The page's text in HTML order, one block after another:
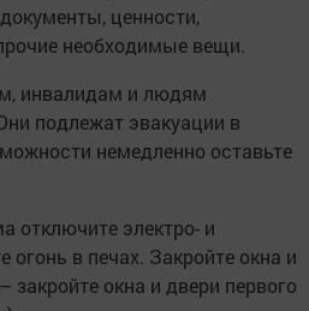
ценности,
необходимые вещи.
инвалидам и людям
подлежат эвакуации в
немедленно оставьте
отключите электро- и
огонь в печах. Закройте окна и
закройте окна и двери первого